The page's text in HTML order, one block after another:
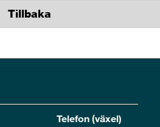
Tillbaka
Telefon (växel)